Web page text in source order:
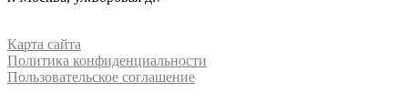
Карта сайта
Политика конфиденциальности
Пользовательское соглашение